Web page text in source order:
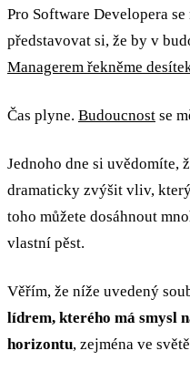
Pro Software Developera
představovat si, že by v
Managerem řekněme
Čas plyne. Budoucnost se
Jednoho dne si uvědomíte,
dramaticky zvýšit vliv,
toho můžete dosáhnout
vlastní pěst.
Věřím, že níže uvedený
lídrem, kterého má smysl
horizontu, zejména ve